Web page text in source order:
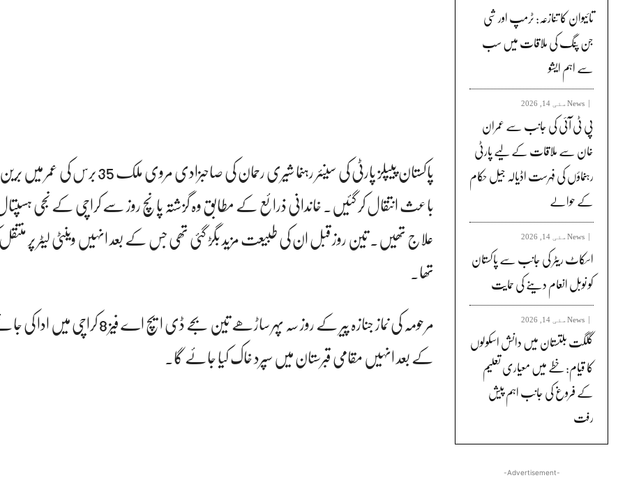
پاکستان پیپلز پارٹی کی سینئر رہنما شیری رحمان کی
باعث انتقال کر گئیں۔ خاندانی ذرائع کے مطابق وہ گزشتہ پانچ روز سے کراچی کے نجی
علاج تھیں۔ تین روز قبل ان کی طبیعت مزید بگڑ گئی تھی جس کے بعد انہیں وینٹی لیٹر پر منتقل
تھا۔
مرحومہ کی نماز جنازہ پیر کے روز سہ پہر ساڑھے تین بجے ڈی ایچ
کے بعد انہیں مقامی قبرستان میں سپرد خاک کیا جائے گا۔
تائیوان کا تنازعہ: ٹرمپ اور شی
جن پنگ کی ملاقات میں سب
سے اہم ایشو
News مئی 14, 2026
پی ٹی آئی کی جانب سے عمران
خان سے ملاقات کے لیے پارٹی
رہنماؤں کی فہرست اڈیالہ جیل حکام
کے حوالے
News مئی 14, 2026
اسکاٹ ریٹر کی جانب سے پاکستان
کو نوبل انعام دینے کی حمایت
News مئی 14, 2026
گلگت بلتستان میں دانش اسکولوں
کا قیام: خطے میں معیاری تعلیم
کے فروغ کی جانب اہم پیش
رفت
-Advertisement-